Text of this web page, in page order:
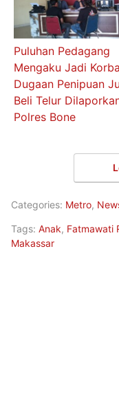
Puluhan Pedagang
Mengaku Jadi
Dugaan Penipuan
Beli Telur
Polres Bone
Categories: Metro,
Tags: Anak, Fatmawati
Makassar